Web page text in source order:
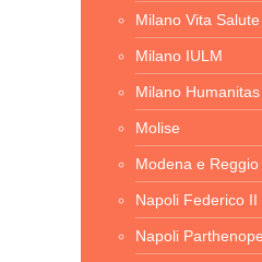
Milano Vita
Milano IULM
Milano
Molise
Modena e Reggio
Napoli Federico II
Napoli Parthenope